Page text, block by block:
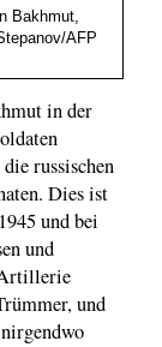
Bakhmut,
AFP
in der
russischen
Dies ist
und bei
und
und